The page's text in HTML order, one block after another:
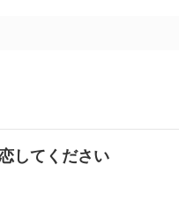
してください